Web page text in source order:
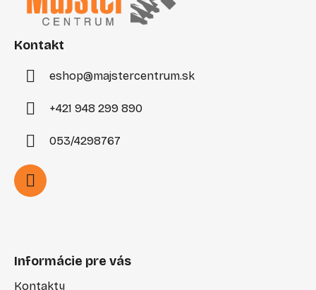
Kontakt
eshop@majstercentrum.sk
+421 948 299 890
053/4298767
Informácie pre vás
Kontakty